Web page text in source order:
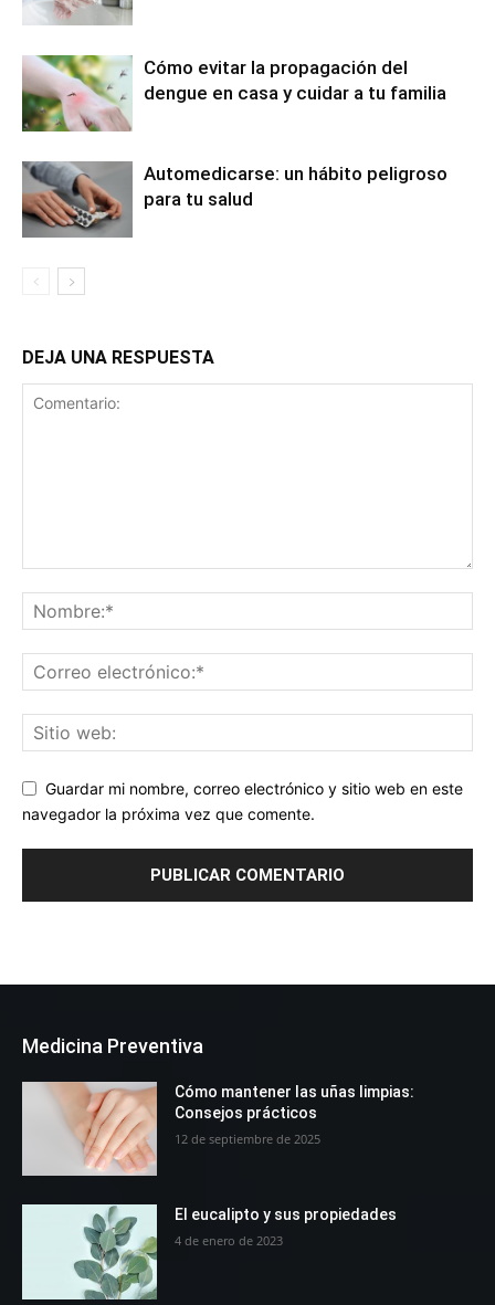
Cómo evitar la propagación del
dengue en casa y cuidar a tu familia
Automedicarse: un hábito peligroso
para tu salud
DEJA UNA RESPUESTA
Guardar mi nombre, correo electrónico y sitio web en este
navegador la próxima vez que comente.
Medicina Preventiva
Cómo mantener las uñas limpias:
Consejos prácticos
12 de septiembre de 2025
El eucalipto y sus propiedades
4 de enero de 2023